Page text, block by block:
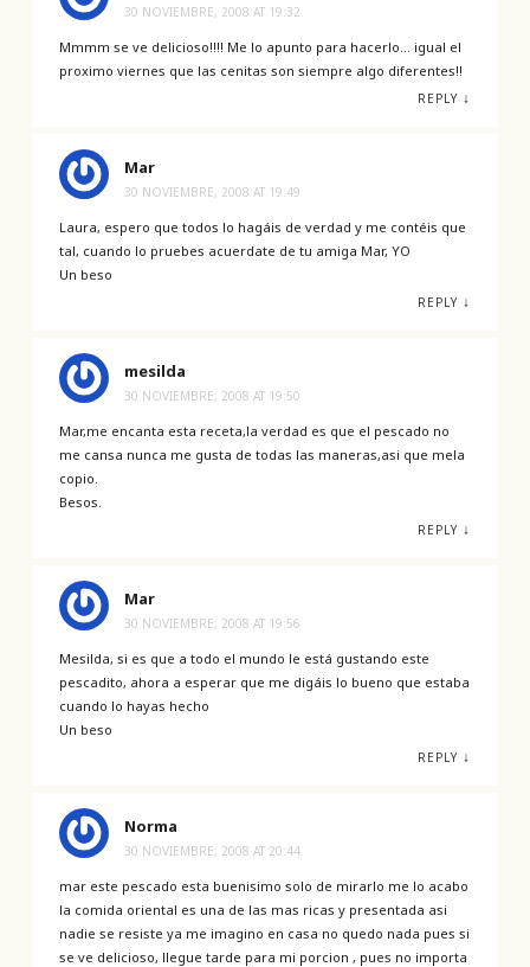
30 NOVIEMBRE, 2008 AT 19:32
Mmmm se ve delicioso!!!! Me lo apunto para hacerlo… igual el
proximo viernes que las cenitas son siempre algo diferentes!!
REPLY ↓
Mar
30 NOVIEMBRE, 2008 AT 19:49
Laura, espero que todos lo hagáis de verdad y me contéis que
tal, cuando lo pruebes acuerdate de tu amiga Mar, YO
Un beso
REPLY ↓
mesilda
30 NOVIEMBRE, 2008 AT 19:50
Mar,me encanta esta receta,la verdad es que el pescado no
me cansa nunca me gusta de todas las maneras,asi que mela
copio.
Besos.
REPLY ↓
Mar
30 NOVIEMBRE, 2008 AT 19:56
Mesilda, si es que a todo el mundo le está gustando este
pescadito, ahora a esperar que me digáis lo bueno que estaba
cuando lo hayas hecho
Un beso
REPLY ↓
Norma
30 NOVIEMBRE, 2008 AT 20:44
mar este pescado esta buenisimo solo de mirarlo me lo acabo
la comida oriental es una de las mas ricas y presentada asi
nadie se resiste ya me imagino en casa no quedo nada pues si
se ve delicioso, llegue tarde para mi porcion , pues no importa